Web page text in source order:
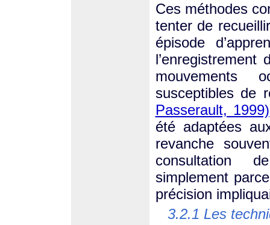
Ces méthodes
tenter de
épisode
mouvements
susceptibles de
Passerault, 1999)
été adaptées
revanche
consultation
simplement
précision
3.2.1 Les